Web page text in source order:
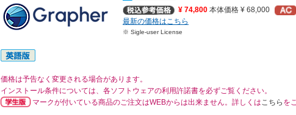
¥ 74,800 本体価格 ¥ 68,000
最新の価格はこちら
※ Sigle-user License
価格は予告なく変更される場合があります。
インストール条件については、各ソフトウェアの利用許諾書を必ずご覧ください。
マークが付いている商品のご注文はWEBからは出来ません。詳しくはこちら を